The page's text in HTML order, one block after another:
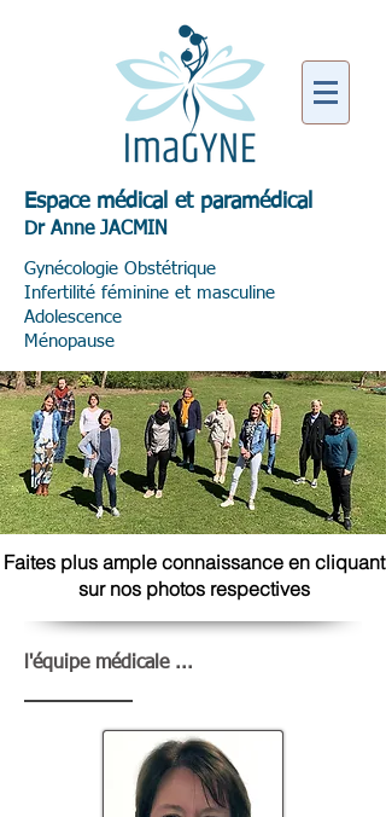
Espace médical et paramédical
Dr Anne JACMIN
Gynécologie Obstétrique
Infertilité féminine et masculine
Adolescence
Ménopause
Faites plus ample connaissance en cliquant
sur nos photos respectives
l'équipe médicale ...